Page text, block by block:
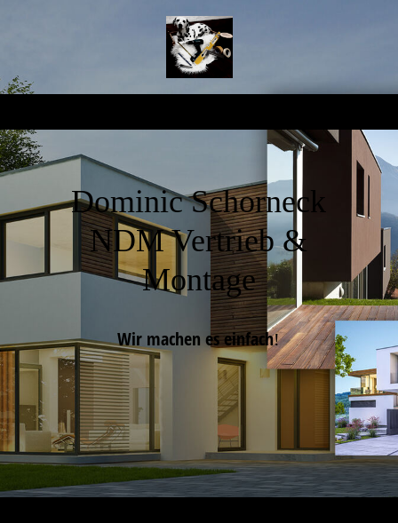
Dominic Schorneck
NDM Vertrieb &
Montage
Wir machen es einfach!